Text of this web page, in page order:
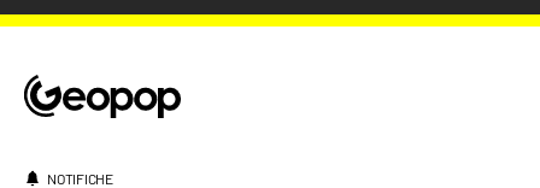
NOTIFICHE